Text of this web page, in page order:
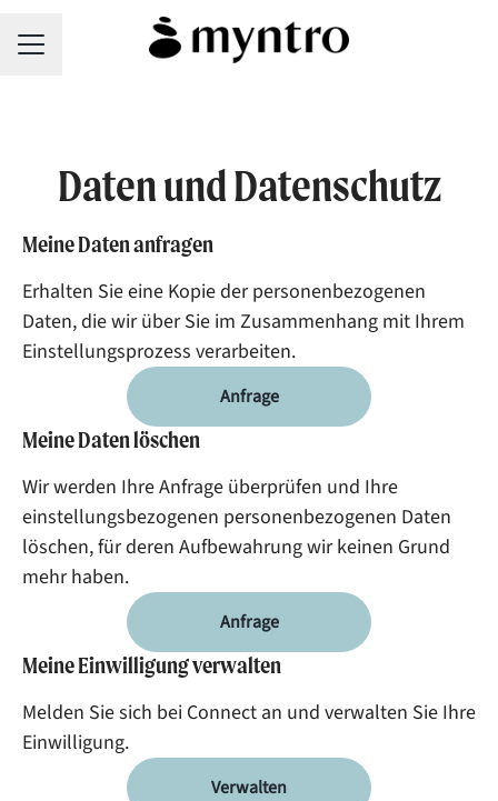
KARRIEREMENÜ
Daten und Datenschutz
Meine Daten anfragen
Erhalten Sie eine Kopie der personenbezogenen
Daten, die wir über Sie im Zusammenhang mit Ihrem
Einstellungsprozess verarbeiten.
Anfrage
Meine Daten löschen
Wir werden Ihre Anfrage überprüfen und Ihre
einstellungsbezogenen personenbezogenen Daten
löschen, für deren Aufbewahrung wir keinen Grund
mehr haben.
Anfrage
Meine Einwilligung verwalten
Melden Sie sich bei Connect an und verwalten Sie Ihre
Einwilligung.
Verwalten